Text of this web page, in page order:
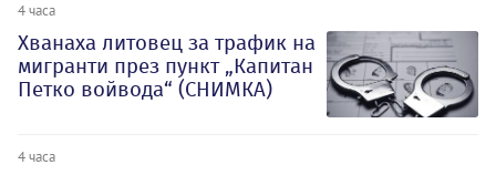
4 часа
Хванаха литовец за трафик на
мигранти през пункт „Капитан
Петко войвода“ (СНИМКА)
4 часа